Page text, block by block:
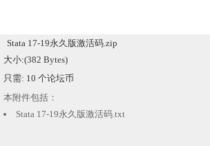
Stata 17-19永久版激活码.zip
大小:(382 Bytes)
只需: 10 个论坛币
本附件包括：
Stata 17-19永久版激活码.txt